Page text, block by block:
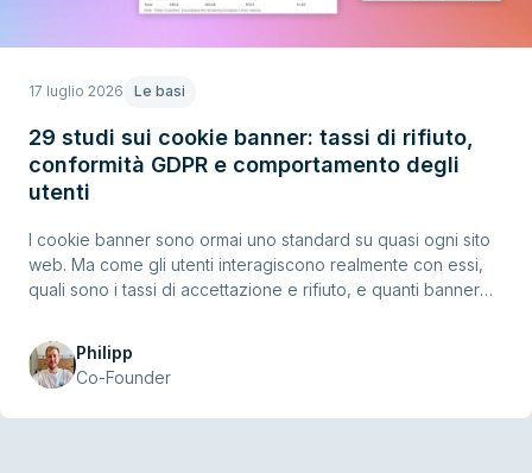
17 luglio 2026 Le basi
29 studi sui cookie banner: tassi di rifiuto,
conformità GDPR e comportamento degli
utenti
I cookie banner sono ormai uno standard su quasi ogni sito
web. Ma come gli utenti interagiscono realmente con essi,
quali sono i tassi di accettazione e rifiuto, e quanti banner
Per portare maggiore trasparenza, abbiamo raccolto e
analizzato gli studi più importanti degli ultimi anni. In totale,
abbiamo compilato 29 studi che fanno luce su diversi aspetti
dei cookie banner.
Philipp
Co-Founder